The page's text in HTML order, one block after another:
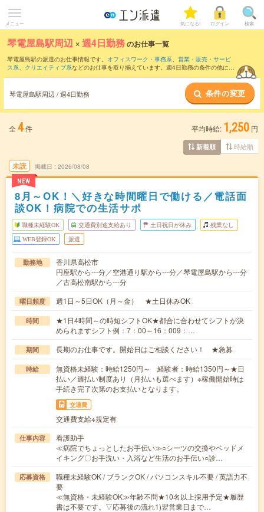
メニュー 気になる! ログイン 検索
琴電屋島駅周辺 ×週4日勤務のお仕事一覧
琴電屋島駅の派遣のお仕事情報です。 オフィスワーク・事務系、 営業・販売・サービ
ス系、 クリエイティブ系などのお仕事を取り揃えています。週4日勤務の条件の他に、
琴電屋島駅周辺 / 週4日勤務 条件の変更
全 4件 平均時給: 1,250 円
新着順 時給順
未読
NEW
掲載日 2026/08/08
8月～OK！＼好きな時間曜日で働ける／電話面
談OK！病院での生活サポ
職種未経験OK 交通費別途支給あり 土日祝日が休み 残業なし
WEB登録OK 派遣
勤務地
香川県高松市
円座駅から---分／空港通り駅から---分／琴電屋島駅から---分
／古高松南駅から---分
曜日頻度 週1日～5日OK（月～金） ★土日休みOK
時間
★1日4時間～の時短シフトOK★都合に合わせてシフトが決
められますシフト例：7：00～16：009：…
期間 長期のお仕事です。開始日はご相談ください！ ★急募
時給
無資格未経験：時給1250円～ 経験者：時給1350円～★日
払い／週払い制度あり（月払いも選べます）※稼働開始時は
手続き完了次第のお支払いとなります。
交通費
交通費支給※規定有
仕事内容
看護助手
≪病院でちょっとしたお手伝い≫○シーツの交換やベッドメ
イキング〇お手洗い・入浴など生活のお手伝い○診…
応募資格
職種未経験OK / ブランクOK / パソコンスキル不要 / 英語力不
要
≪無資格・未経験OK≫年齢不問★10名以上採用予定★履歴
書は不要です。▽応募後の流れ1)翌営業日まで…